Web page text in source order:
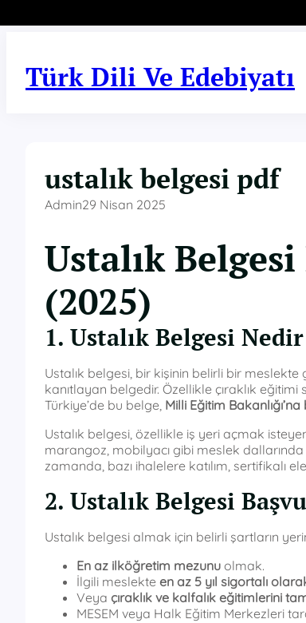
Türk Dili Ve Edebiyatı
ustalık belgesi pdf
Admin29 Nisan 2025
Ustalık
(2025)
1. Ustalık Belgesi
Ustalık belgesi, bir kişinin belirli bir
kanıtlayan belgedir. Özellikle çıraklık
Türkiye’de bu belge, Milli Eğitim
Ustalık belgesi, özellikle iş yeri açmak
marangoz, mobilyacı gibi meslek
zamanda, bazı ihalelere katılım, sertifikalı
2. Ustalık Belgesi
Ustalık belgesi almak için belirli şartların
En az ilköğretim mezunu olmak.
İlgili meslekte en az 5 yıl sigortalı
Veya çıraklık ve kalfalık eğitimlerini
MESEM veya Halk Eğitim Merkezleri